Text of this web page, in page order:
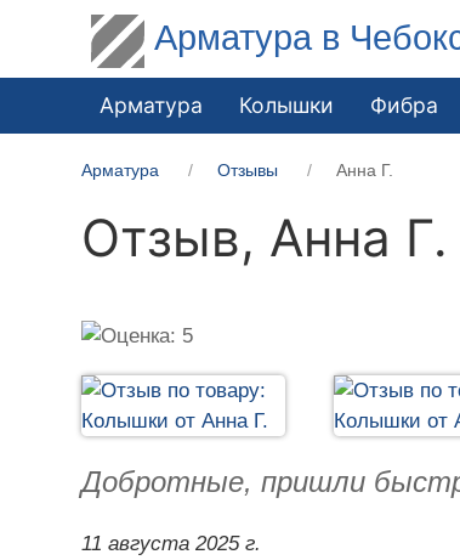
Арматура в
Арматура Колышки Фибра
Арматура Отзывы Анна Г.
Отзыв, Анна Г.
Добротные, пришли
11 августа 2025 г.